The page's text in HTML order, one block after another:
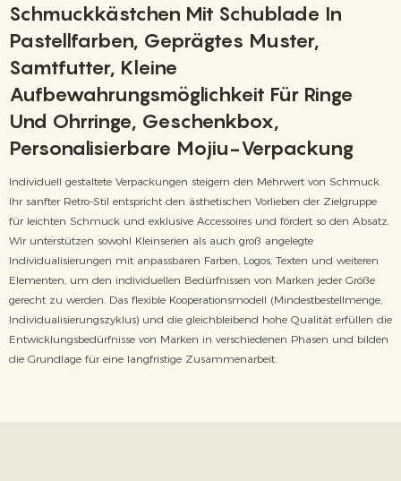
Schmuckkästchen Mit Schublade In
Pastellfarben, Geprägtes Muster,
Samtfutter, Kleine
Aufbewahrungsmöglichkeit Für Ringe
Und Ohrringe, Geschenkbox,
Personalisierbare Mojiu-Verpackung
Individuell gestaltete Verpackungen steigern den Mehrwert von Schmuck.
Ihr sanfter Retro-Stil entspricht den ästhetischen Vorlieben der Zielgruppe
für leichten Schmuck und exklusive Accessoires und fördert so den Absatz.
Wir unterstützen sowohl Kleinserien als auch groß angelegte
Individualisierungen mit anpassbaren Farben, Logos, Texten und weiteren
Elementen, um den individuellen Bedürfnissen von Marken jeder Größe
gerecht zu werden. Das flexible Kooperationsmodell (Mindestbestellmenge,
Individualisierungszyklus) und die gleichbleibend hohe Qualität erfüllen die
Entwicklungsbedürfnisse von Marken in verschiedenen Phasen und bilden
die Grundlage für eine langfristige Zusammenarbeit.